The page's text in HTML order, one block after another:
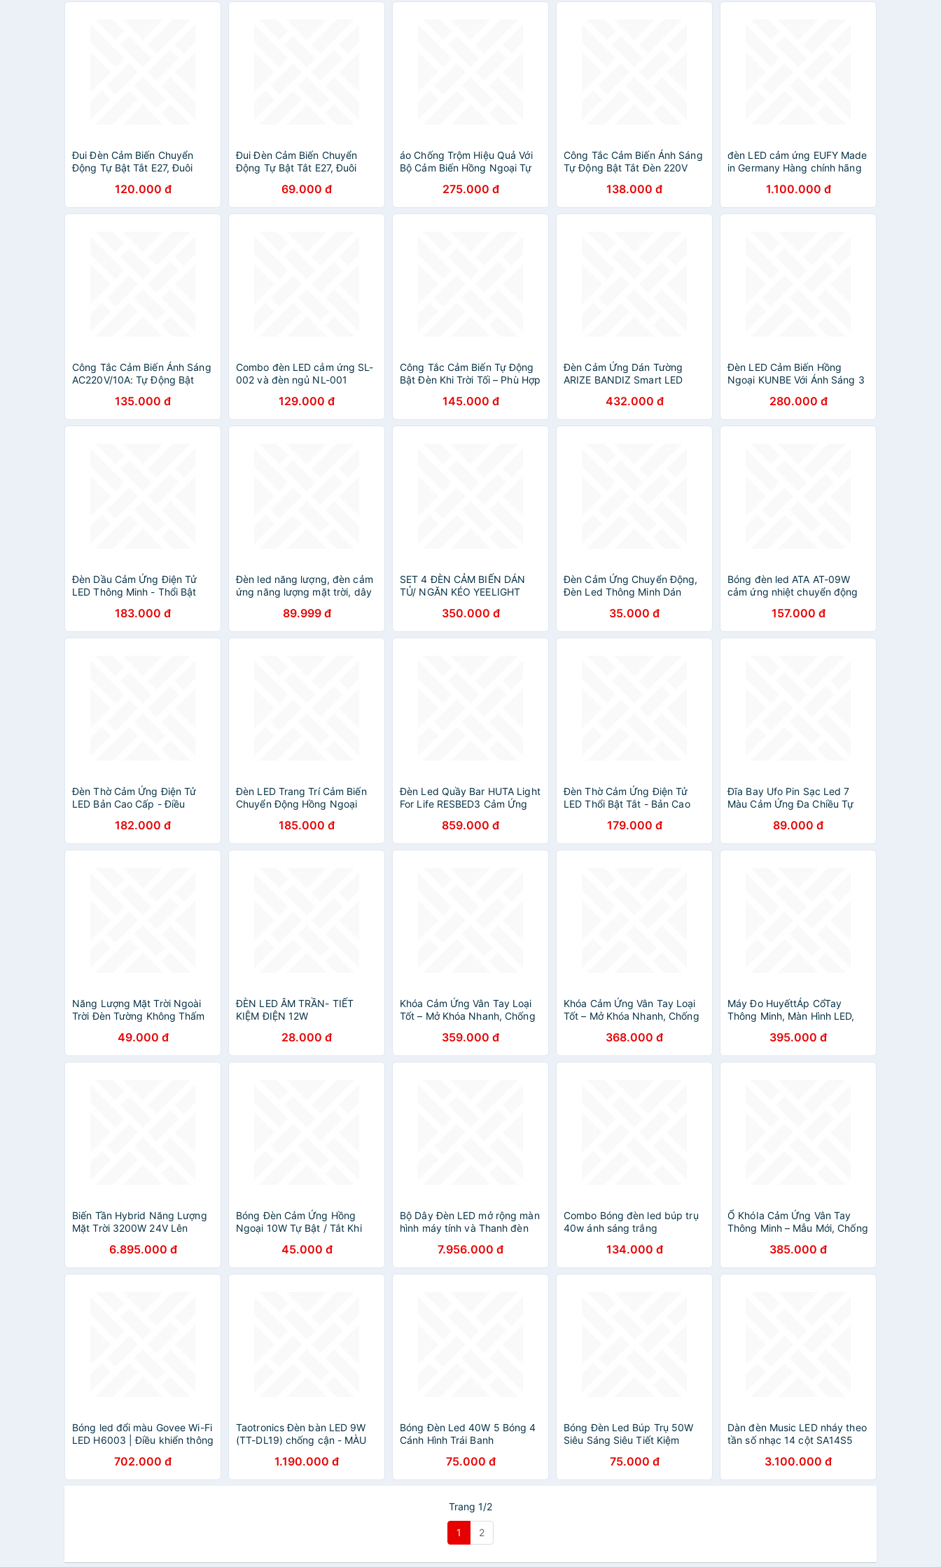
Đui Đèn Cảm Biến Chuyển
Động Tự Bật Tắt E27, Đuôi
Tiết Kiệm Điện - HÀNG CHÍNH
HÃNG
120.000 đ
Đui Đèn Cảm Biến Chuyển
Động Tự Bật Tắt E27, Đuôi
Tiết Kiệm Điện - HÀNG CHÍNH
HÃNG MINIIN
69.000 đ
áo Chống Trộm Hiệu Quả Với
Bộ Cảm Biến Hồng Ngoại Tự
275.000 đ
Công Tắc Cảm Biến Ánh Sáng
Tự Động Bật Tắt Đèn 220V
138.000 đ
đèn LED cảm ứng EUFY Made
in Germany Hàng chính hãng
1.100.000 đ
Công Tắc Cảm Biến Ánh Sáng
AC220V/10A: Tự Động Bật
135.000 đ
Combo đèn LED cảm ứng SL-
002 và đèn ngủ NL-001
129.000 đ
Công Tắc Cảm Biến Tự Động
Bật Đèn Khi Trời Tối – Phù Hợp
145.000 đ
Đèn Cảm Ứng Dán Tường
ARIZE BANDIZ Smart LED
432.000 đ
Đèn LED Cảm Biến Hồng
Ngoại KUNBE Với Ánh Sáng 3
Nhiều Kích Cỡ, Phù Hợp Trang
Trí Tủ Quần Áo, Cầu Thang,
Nhà Bếp, Phòng Khách,
280.000 đ
Đèn Dầu Cảm Ứng Điện Tử
LED Thông Minh - Thổi Bật
183.000 đ
Đèn led năng lượng, đèn cảm
ứng năng lượng mặt trời, dây
bóng đèn cảm ứng hồng
ngoại - HÀNG CHÍNH HÃNG
MINIIN
89.999 đ
SET 4 ĐÈN CẢM BIẾN DÁN
TỦ/ NGĂN KÉO YEELIGHT
LÊN ĐẾN 2-4 THÁNG - HÀNG
CHÍNH HÃNG
350.000 đ
Đèn Cảm Ứng Chuyển Động,
Đèn Led Thông Minh Dán
Ứng Rộng, Thích Hợp Cho Mọi
Không Gian - HÀNG CHÍNH
HÃNG MINIIN
35.000 đ
Bóng đèn led ATA AT-09W
cảm ứng nhiệt chuyển động
157.000 đ
Đèn Thờ Cảm Ứng Điện Tử
LED Bản Cao Cấp - Điều
182.000 đ
Đèn LED Trang Trí Cảm Biến
Chuyển Động Hồng Ngoại
Với Ánh Sáng 3 Màu, Hiệu
Ứng Độc Đáo, Nhiều Kích Cỡ
Phù Hợp Trang Trí Tủ Đồ, Nhà
185.000 đ
Đèn Led Quầy Bar HUTA Light
For Life RESBED3 Cảm Ứng
Sáng Vàng859.000 đ
Đèn Thờ Cảm Ứng Điện Tử
LED Thổi Bật Tắt - Bản Cao
179.000 đ
Đĩa Bay Ufo Pin Sạc Led 7
Màu Cảm Ứng Đa Chiều Tự
89.000 đ
Năng Lượng Mặt Trời Ngoài
Trời Đèn Tường Không Thấm
Đèn Gia Dụng Đèn LED Sân
Vườn Đèn Tường
49.000 đ
ĐÈN LED ÂM TRẦN- TIẾT
KIỆM ĐIỆN 12W
28.000 đ
Khóa Cảm Ứng Vân Tay Loại
Tốt – Mở Khóa Nhanh, Chống
TRANG TRÍ359.000 đ
Khóa Cảm Ứng Vân Tay Loại
Tốt – Mở Khóa Nhanh, Chống
TRANG TRÍ368.000 đ
Máy Đo HuyếttÁp CổTay
Thông Minh, Màn Hình LED,
Pin Tiện Lợi đèn pha led ốp
trần
395.000 đ
Biến Tần Hybrid Năng Lượng
Mặt Trời 3200W 24V Lên
Solar 80A, đèn trang trí
6.895.000 đ
Bóng Đèn Cảm Ứng Hồng
Ngoại 10W Tự Bật / Tắt Khi
Kiệm Năng Lượng
45.000 đ
Bộ Dây Đèn LED mở rộng màn
hình máy tính và Thanh đèn
G1 Pro Gaming Light H604A
(24-32")
7.956.000 đ
Combo Bóng đèn led búp trụ
40w ánh sáng trắng
134.000 đ
Ổ KhóIa Cảm Ứng Vân Tay
Thông Minh – Mẫu Mới, Chống
Pin, ĐÈN TRANG TRÍ
385.000 đ
Bóng led đổi màu Govee Wi-Fi
LED H6003 | Điều khiển thông
và 10 hiệu ứng, Nhấp nháy
theo nhạc
702.000 đ
Taotronics Đèn bàn LED 9W
(TT-DL19) chống cận - MÀU
1.190.000 đ
Bóng Đèn Led 40W 5 Bóng 4
Cánh Hình Trái Banh
75.000 đ
Bóng Đèn Led Búp Trụ 50W
Siêu Sáng Siêu Tiết Kiệm
75.000 đ
Dàn đèn Music LED nháy theo
tần số nhạc 14 cột SA14S5
3.100.000 đ
Trang 1/2
1 2